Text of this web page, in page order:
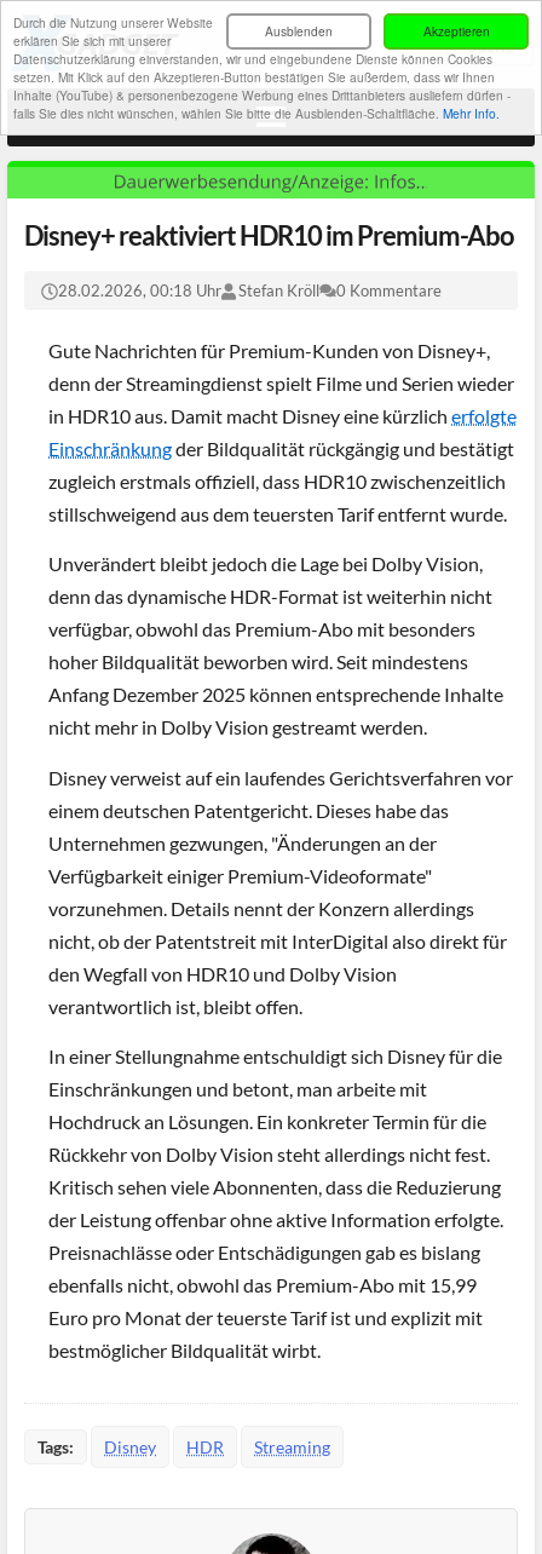
Akzeptieren
Ausblenden
Durch die Nutzung unserer Website
erklären Sie sich mit unserer
Datenschutzerklärung einverstanden, wir und eingebundene Dienste können Cookies
setzen. Mit Klick auf den Akzeptieren-Button bestätigen Sie außerdem, dass wir Ihnen
Inhalte (YouTube) & personenbezogene Werbung eines Drittanbieters ausliefern dürfen -
falls Sie dies nicht wünschen, wählen Sie bitte die Ausblenden-Schaltfläche. Mehr Info.
Disney+ reaktiviert HDR10 im Premium-Abo
28.02.2026, 00:18 Uhr Stefan Kröll 0 Kommentare
Gute Nachrichten für Premium-Kunden von Disney+,
denn der Streamingdienst spielt Filme und Serien wieder
in HDR10 aus. Damit macht Disney eine kürzlich erfolgte
Einschränkungder Bildqualität rückgängig und bestätigt
zugleich erstmals offiziell, dass HDR10 zwischenzeitlich
stillschweigend aus dem teuersten Tarif entfernt wurde.
Unverändert bleibt jedoch die Lage bei Dolby Vision,
denn das dynamische HDR-Format ist weiterhin nicht
verfügbar, obwohl das Premium-Abo mit besonders
hoher Bildqualität beworben wird. Seit mindestens
Anfang Dezember 2025 können entsprechende Inhalte
nicht mehr in Dolby Vision gestreamt werden.
Disney verweist auf ein laufendes Gerichtsverfahren vor
einem deutschen Patentgericht. Dieses habe das
Unternehmen gezwungen, "Änderungen an der
Verfügbarkeit einiger Premium-Videoformate"
vorzunehmen. Details nennt der Konzern allerdings
nicht, ob der Patentstreit mit InterDigital also direkt für
den Wegfall von HDR10 und Dolby Vision
verantwortlich ist, bleibt offen.
In einer Stellungnahme entschuldigt sich Disney für die
Einschränkungen und betont, man arbeite mit
Hochdruck an Lösungen. Ein konkreter Termin für die
Rückkehr von Dolby Vision steht allerdings nicht fest.
Kritisch sehen viele Abonnenten, dass die Reduzierung
der Leistung offenbar ohne aktive Information erfolgte.
Preisnachlässe oder Entschädigungen gab es bislang
ebenfalls nicht, obwohl das Premium-Abo mit 15,99
Euro pro Monat der teuerste Tarif ist und explizit mit
bestmöglicher Bildqualität wirbt.
Tags: Disney HDR Streaming